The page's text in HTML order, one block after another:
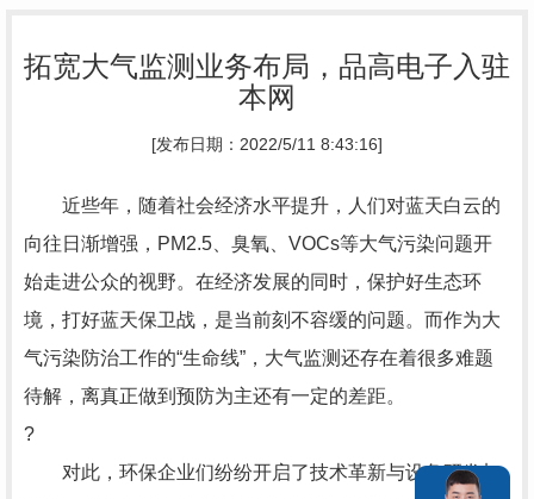
拓宽大气监测业务布局，品高电子入驻
本网
[发布日期：2022/5/11 8:43:16]
近些年，随着社会经济水平提升，人们对蓝天白云的
向往日渐增强，PM2.5、臭氧、VOCs等大气污染问题开
始走进公众的视野。在经济发展的同时，保护好生态环
境，打好蓝天保卫战，是当前刻不容缓的问题。而作为大
气污染防治工作的“生命线”，大气监测还存在着很多难题
待解，离真正做到预防为主还有一定的差距。
?
对此，环保企业们纷纷开启了技术革新与设备研发加